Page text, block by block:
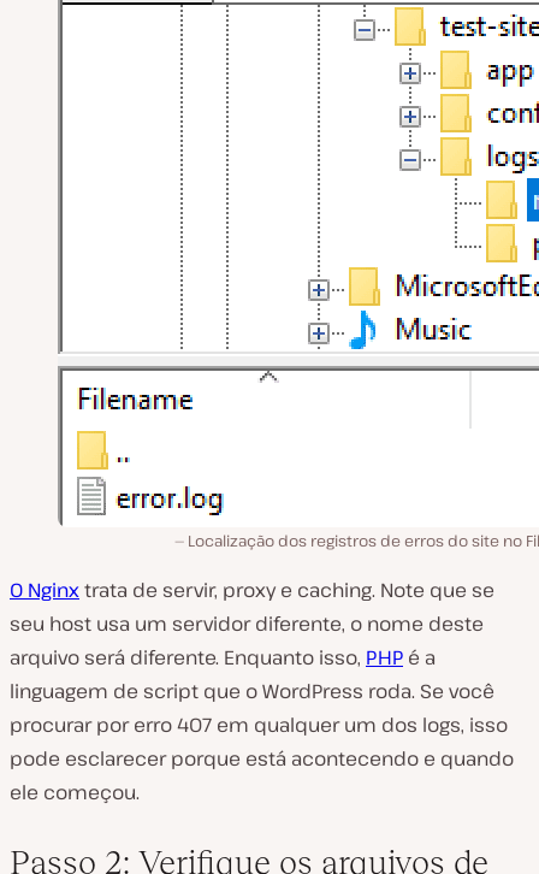
Localização dos registros de erros do site no
O Nginxtrata de servir, proxy e caching. Note que se
seu host usa um servidor diferente, o nome deste
arquivo será diferente. Enquanto isso, PHP é a
linguagem de script que o WordPress roda. Se você
procurar por erro 407 em qualquer um dos logs, isso
pode esclarecer porque está acontecendo e quando
ele começou.
Passo 2: Verifique os arquivos de